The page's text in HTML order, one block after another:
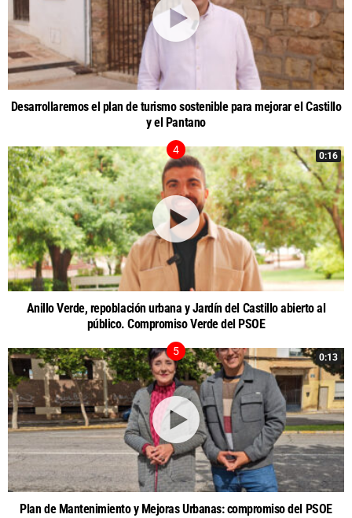
Desarrollaremos el plan de turismo sostenible para mejorar el Castillo
y el Pantano
0:16
Anillo Verde, repoblación urbana y Jardín del Castillo abierto al
público. Compromiso Verde del PSOE
0:13
Plan de Mantenimiento y Mejoras Urbanas: compromiso del PSOE